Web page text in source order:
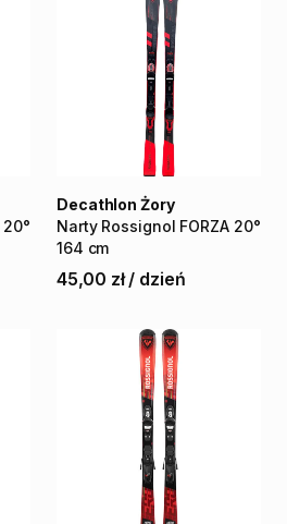
20°
Narty Rossignol FORZA 20°
164 cm
Decathlon Żory
45,00 zł / dzień